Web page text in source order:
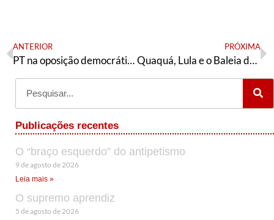
ANTERIOR
PT na oposição democrática de esquerda em Fortaleza
PRÓXIMA
Quaquá, Lula e o Baleia de Ulysses
Publicações recentes
O “braço esquerdo” do antipetismo
9 de agosto de 2026
Leia mais »
O supremo aprendiz
5 de agosto de 2026